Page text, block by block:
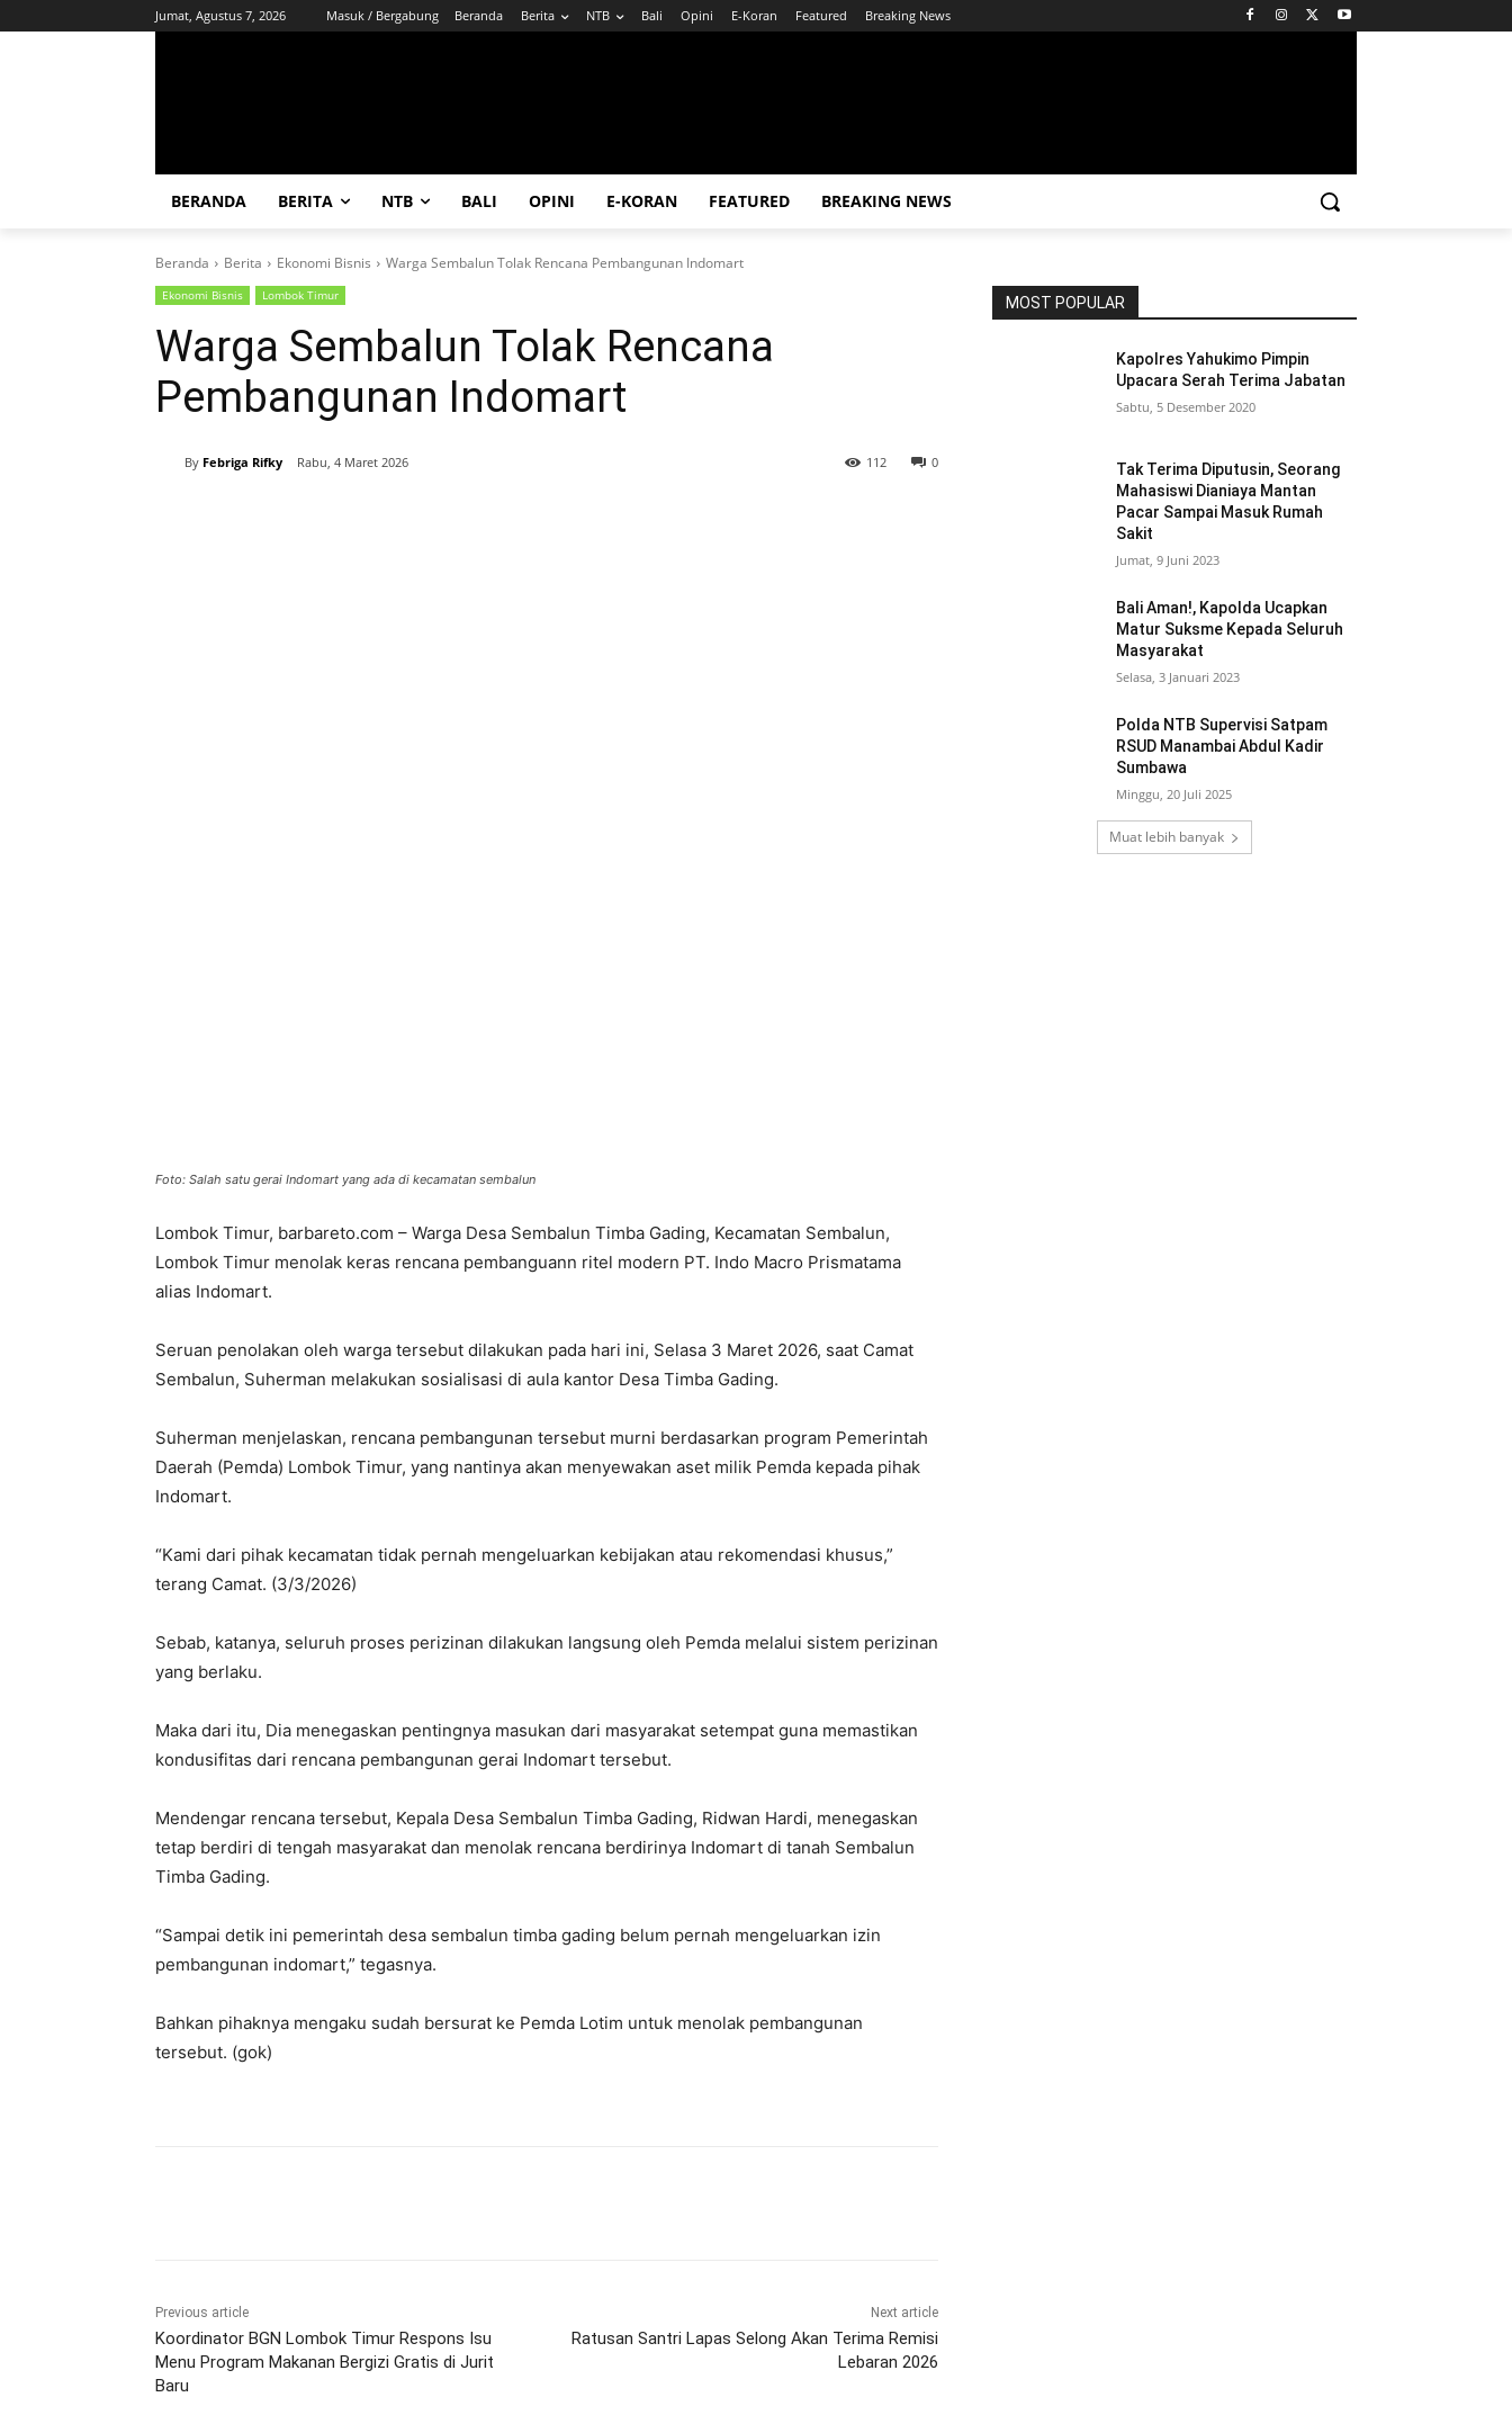
Jumat, Agustus 7, 2026 Masuk / Bergabung Beranda Berita NTB Bali Opini E-Koran Featured Breaking News
BERANDA BERITA NTB BALI OPINI E-KORAN FEATURED BREAKING NEWS
Beranda Berita Ekonomi Bisnis Warga Sembalun Tolak Rencana Pembangunan Indomart
Ekonomi Bisnis Lombok Timur
Warga Sembalun Tolak Rencana
Pembangunan Indomart
By Febriga Rifky Rabu, 4 Maret 2026 0
112
Foto: Salah satu gerai Indomart yang ada di kecamatan sembalun
Lombok Timur, barbareto.com – Warga Desa Sembalun Timba Gading, Kecamatan Sembalun,
Lombok Timur menolak keras rencana pembanguann ritel modern PT. Indo Macro Prismatama
alias Indomart.
Seruan penolakan oleh warga tersebut dilakukan pada hari ini, Selasa 3 Maret 2026, saat Camat
Sembalun, Suherman melakukan sosialisasi di aula kantor Desa Timba Gading.
Suherman menjelaskan, rencana pembangunan tersebut murni berdasarkan program Pemerintah
Daerah (Pemda) Lombok Timur, yang nantinya akan menyewakan aset milik Pemda kepada pihak
Indomart.
“Kami dari pihak kecamatan tidak pernah mengeluarkan kebijakan atau rekomendasi khusus,”
terang Camat. (3/3/2026)
Sebab, katanya, seluruh proses perizinan dilakukan langsung oleh Pemda melalui sistem perizinan
yang berlaku.
Maka dari itu, Dia menegaskan pentingnya masukan dari masyarakat setempat guna memastikan
kondusifitas dari rencana pembangunan gerai Indomart tersebut.
Mendengar rencana tersebut, Kepala Desa Sembalun Timba Gading, Ridwan Hardi, menegaskan
tetap berdiri di tengah masyarakat dan menolak rencana berdirinya Indomart di tanah Sembalun
Timba Gading.
“Sampai detik ini pemerintah desa sembalun timba gading belum pernah mengeluarkan izin
pembangunan indomart,” tegasnya.
Bahkan pihaknya mengaku sudah bersurat ke Pemda Lotim untuk menolak pembangunan
tersebut. (gok)
Previous article
Koordinator BGN Lombok Timur Respons Isu
Menu Program Makanan Bergizi Gratis di Jurit
Baru
Next article
Ratusan Santri Lapas Selong Akan Terima Remisi
Lebaran 2026
MOST POPULAR
Kapolres Yahukimo Pimpin
Upacara Serah Terima Jabatan
Sabtu, 5 Desember 2020
Tak Terima Diputusin, Seorang
Mahasiswi Dianiaya Mantan
Pacar Sampai Masuk Rumah
Sakit
Jumat, 9 Juni 2023
Bali Aman!, Kapolda Ucapkan
Matur Suksme Kepada Seluruh
Masyarakat
Selasa, 3 Januari 2023
Polda NTB Supervisi Satpam
RSUD Manambai Abdul Kadir
Sumbawa
Minggu, 20 Juli 2025
Muat lebih banyak